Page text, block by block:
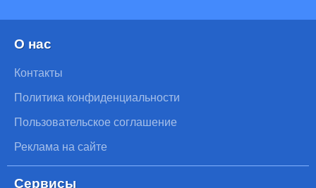
О нас
Контакты
Политика конфиденциальности
Пользовательское соглашение
Реклама на сайте
Сервисы